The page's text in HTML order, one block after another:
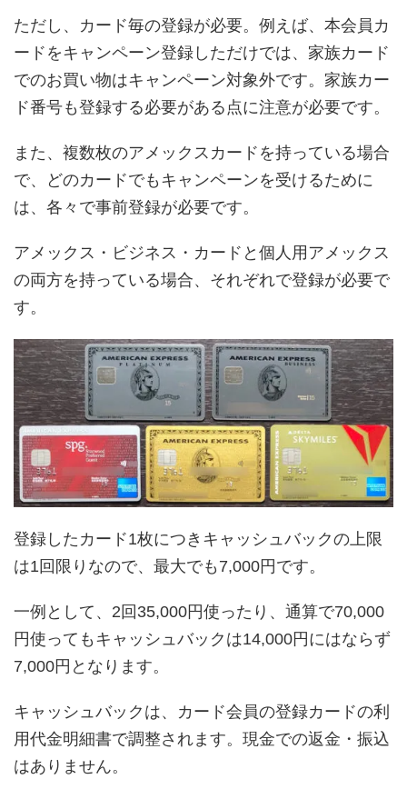
ただし、カード毎の登録が必要。例えば、本会員カ
ードをキャンペーン登録しただけでは、家族カード
でのお買い物はキャンペーン対象外です。家族カー
ド番号も登録する必要がある点に注意が必要です。
また、複数枚のアメックスカードを持っている場合
で、どのカードでもキャンペーンを受けるために
は、各々で事前登録が必要です。
アメックス・ビジネス・カードと個人用アメックス
の両方を持っている場合、それぞれで登録が必要で
す。
登録したカード1枚につきキャッシュバックの上限
は1回限りなので、最大でも7,000円です。
一例として、2回35,000円使ったり、通算で70,000
円使ってもキャッシュバックは14,000円にはならず
7,000円となります。
キャッシュバックは、カード会員の登録カードの利
用代金明細書で調整されます。現金での返金・振込
はありません。